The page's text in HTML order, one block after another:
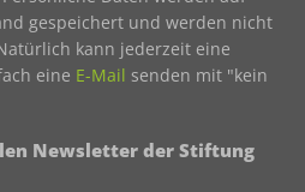
gespeichert und werden nicht
kann jederzeit eine
eine E-Mail senden mit "kein
Newsletter der Stiftung